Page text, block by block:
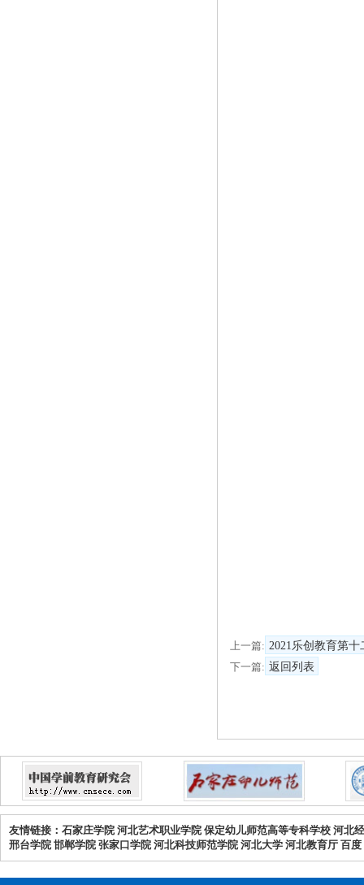
上一篇: 2021乐创教育第
下一篇: 返回列表
友情链接： 石家庄学院 河北艺术职业学院 保定幼儿师范高等专科学校 河北
邢台学院 邯郸学院 张家口学院 河北科技师范学院 河北大学 河北教育厅 百度